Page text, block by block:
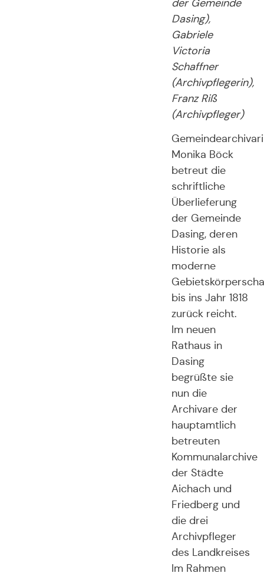
der Gemeinde
Dasing),
Gabriele
Victoria
Schaffner
(Archivpflegerin),
Franz Riß
(Archivpfleger)
Monika Böck
betreut die
schriftliche
Überlieferung
der Gemeinde
Dasing, deren
Historie als
moderne
bis ins Jahr 1818
zurück reicht.
Im neuen
Rathaus in
Dasing
begrüßte sie
nun die
Archivare der
hauptamtlich
betreuten
Kommunalarchive
der Städte
Aichach und
Friedberg und
die drei
Archivpfleger
des Landkreises
Im Rahmen